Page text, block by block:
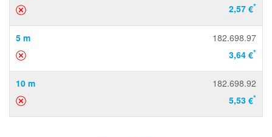
2,57 €*
5 m
182.698.97
3,64 €*
10 m
182.698.92
5,53 €*